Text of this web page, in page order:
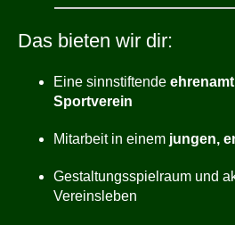
Das bieten wir dir:
Eine sinnstiftende
Sportverein
Mitarbeit in einem jungen,
Gestaltungsspielraum und
Vereinsleben